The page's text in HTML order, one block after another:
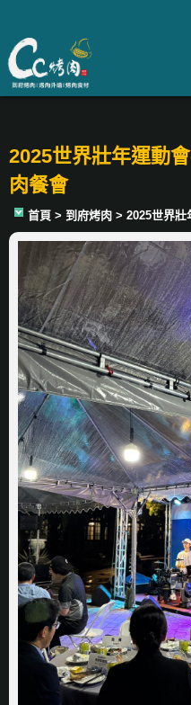
2025世界壯年運動
肉餐會
首頁 > 到府烤肉 > 2025世界壯